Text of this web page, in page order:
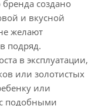
создано
и вкусной
желают
подряд.
в эксплуатации,
или золотистых
или
подобными